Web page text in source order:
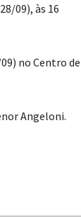
09), às 16
no Centro de
Angeloni.